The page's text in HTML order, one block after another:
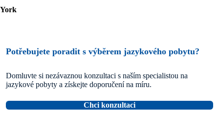
York
Potřebujete poradit s výběrem jazykového pobytu?
Domluvte si nezávaznou konzultaci s naším specialistou na
jazykové pobyty a získejte doporučení na míru.
Chci konzultaci